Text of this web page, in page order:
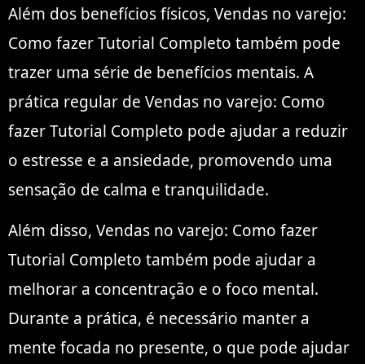
Além dos benefícios físicos, Vendas no varejo:
Como fazer Tutorial Completo também pode
trazer uma série de benefícios mentais. A
prática regular de Vendas no varejo: Como
fazer Tutorial Completo pode ajudar a reduzir
o estresse e a ansiedade, promovendo uma
sensação de calma e tranquilidade.
Além disso, Vendas no varejo: Como fazer
Tutorial Completo também pode ajudar a
melhorar a concentração e o foco mental.
Durante a prática, é necessário manter a
mente focada no presente, o que pode ajudar